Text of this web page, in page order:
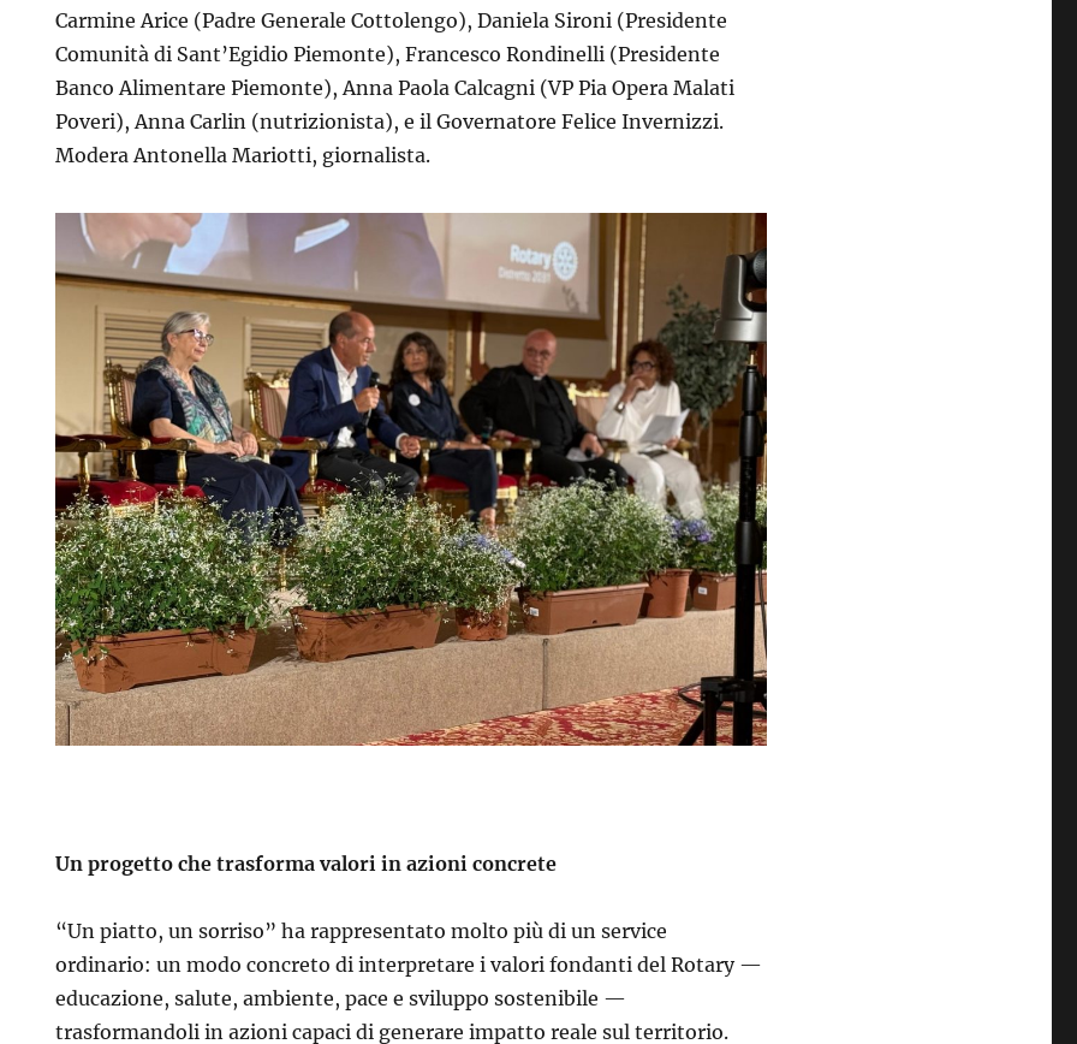
Carmine Arice (Padre Generale Cottolengo), Daniela Sironi (Presidente
Comunità di Sant’Egidio Piemonte), Francesco Rondinelli (Presidente
Banco Alimentare Piemonte), Anna Paola Calcagni (VP Pia Opera Malati
Poveri), Anna Carlin (nutrizionista), e il Governatore Felice Invernizzi.
Modera Antonella Mariotti, giornalista.
Un progetto che trasforma valori in azioni concrete
“Un piatto, un sorriso” ha rappresentato molto più di un service
ordinario: un modo concreto di interpretare i valori fondanti del Rotary —
educazione, salute, ambiente, pace e sviluppo sostenibile —
trasformandoli in azioni capaci di generare impatto reale sul territorio.